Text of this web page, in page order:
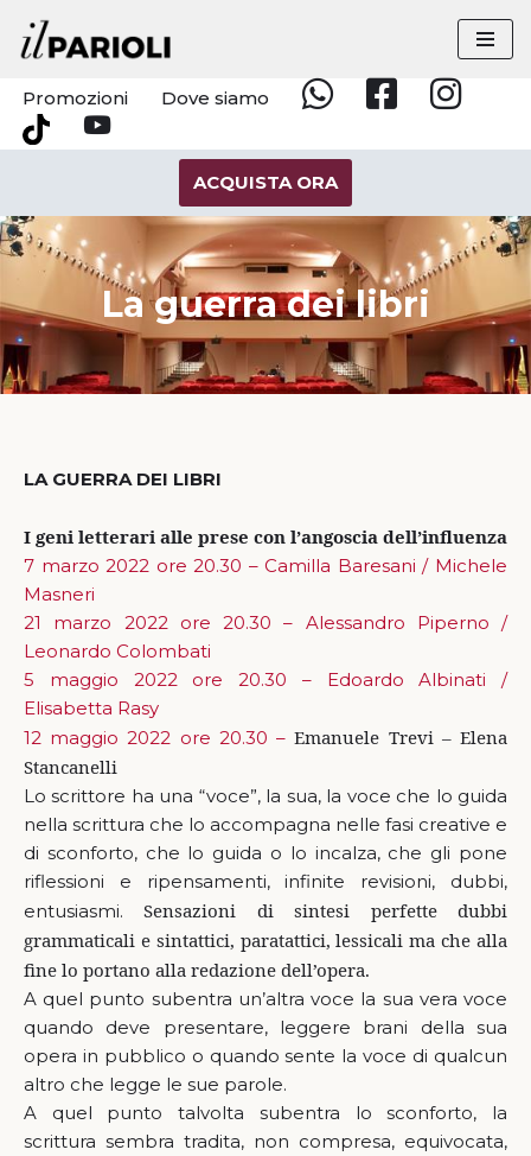
Vai
al
contenuto
Promozioni Dove siamo
WhatsappFacebookInstagram
Tik
YouTube
ACQUISTA ORA
La guerra dei libri
LA GUERRA DEI LIBRI
I geni letterari alle prese con l’angoscia dell’influenza
7 marzo 2022 ore 20.30 – Camilla Baresani / Michele
Masneri
21 marzo 2022 ore 20.30 – Alessandro Piperno /
Leonardo Colombati
5 maggio 2022 ore 20.30 – Edoardo Albinati /
Elisabetta Rasy
12 maggio 2022 ore 20.30 –Emanuele Trevi – Elena
Stancanelli
Lo scrittore ha una “voce”, la sua, la voce che lo guida
nella scrittura che lo accompagna nelle fasi creative e
di sconforto, che lo guida o lo incalza, che gli pone
riflessioni e ripensamenti, infinite revisioni, dubbi,
entusiasmi.Sensazioni di sintesi perfette dubbi
grammaticali e sintattici, paratattici, lessicali ma che alla
fine lo portano alla redazione dell’opera.
A quel punto subentra un’altra voce la sua vera voce
quando deve presentare, leggere brani della sua
opera in pubblico o quando sente la voce di qualcun
altro che legge le sue parole.
A quel punto talvolta subentra lo sconforto, la
scrittura sembra tradita, non compresa, equivocata,